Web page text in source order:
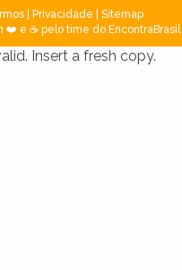
| Privacidade
Sitemap
❤️ e ☕ pelo time do EncontraBrasil
Insert a fresh copy.